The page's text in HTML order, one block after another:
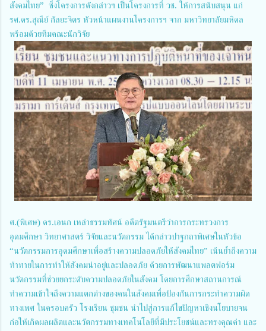
สังคมไทย” ซึ่งโครงการดังกล่าวฯ เป็นโครงการที่ วช. ให้การสนับสนุน แก่
รศ.ดร.สุณีย์ กัลยะจิตร หัวหน้าแผนงานโครงการฯ จาก มหาวิทยาลัยมหิดล
พร้อมด้วยทีมคณะนักวิจัย
ศ.(พิเศษ) ดร.เอนก เหล่าธรรมทัศน์ อดีตรัฐมนตรีว่าการกระทรวงการ
อุดมศึกษา วิทยาศาสตร์ วิจัยและนวัตกรรม ได้กล่าวปาฐกถาพิเศษในหัวข้อ
“นวัตกรรมการอุดมศึกษาเพื่อสร้างความปลอดภัยให้สังคมไทย” เน้นย้ำถึงความ
ท้าทายในการทำให้สังคมน่าอยู่และปลอดภัย ด้วยการพัฒนาแพลตฟอร์ม
นวัตกรรมที่ช่วยยกระดับความปลอดภัยในสังคม โดยการศึกษาสถานการณ์
ทำความเข้าใจถึงความแตกต่างของคนในสังคมเพื่อป้องกันการกระทำความผิด
ทางเพศ ในครอบครัว โรงเรียน ชุมชน นำไปสู่การแก้ไขปัญหาเชิงนโยบายจน
ก่อให้เกิดผลผลิตและนวัตกรรมทางเทคโนโลยีที่มีประโยชน์และทรงคุณค่า และ